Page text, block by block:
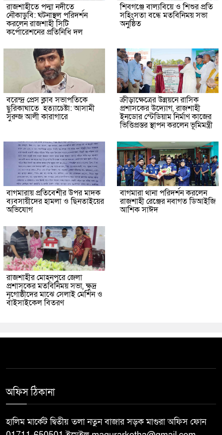
রাজশাহীতে পদ্মা নদীতে
নৌকাডুবি: ঘটনাস্থল পরিদর্শন
করলেন রাজশাহী সিটি
কর্পোরেশনের প্রতিনিধি দল
শিবগঞ্জে বাল্যবিয়ে ও শিশুর প্রতি
সহিংসতা বন্ধে মতবিনিময় সভা
অনুষ্ঠিত
বরেন্দ্র প্রেস ক্লাব সভাপতিকে
ছুরিকাঘাতে হত্যাচেষ্টা: আসামী
সুরুজ আলী কারাগারে
ক্রীড়াক্ষেত্রের উন্নয়নে রাসিক
প্রশাসকের উদ্যোগ, রাজশাহী
ইনডোর স্টেডিয়াম নির্মাণ কাজের
ভিত্তিপ্রস্তর স্থাপন করলেন ভূমিমন্ত্রী
বাগমারায় প্রতিবেশীর উপর মাদক
ব্যবসায়ীদের হামলা ও ছিনতাইয়ের
অভিযোগ
বাগমারা থানা পরিদর্শন করলেন
রাজশাহী রেঞ্জের নবাগত ডিআইজি
আশিক সাঈদ
রাজশাহীর মোহনপুরে জেলা
প্রশাসকের মতবিনিময় সভা, ক্ষুদ্র
নৃগোষ্ঠীদের মাঝে সেলাই মেশিন ও
বাইসাইকেল বিতরণ
অফিস ঠিকানা
হালিম মার্কেট দ্বিতীয় তলা নতুন বাজার সড়ক মাগুরা অফিস ফোন